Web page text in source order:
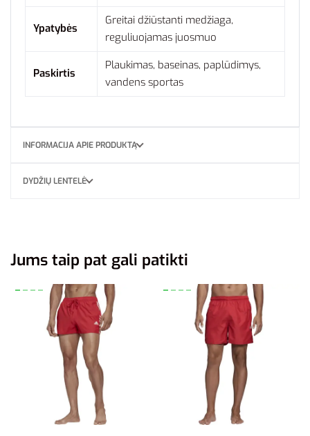
Ypatybės
Greitai džiūstanti medžiaga,
reguliuojamas juosmuo
Paskirtis
Plaukimas, baseinas, paplūdimys,
vandens sportas
INFORMACIJA APIE PRODUKTĄ
DYDŽIŲ LENTELĖ
Jums taip pat gali patikti